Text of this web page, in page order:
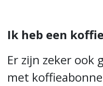
Ik heb een
Er zijn zeker ook
met